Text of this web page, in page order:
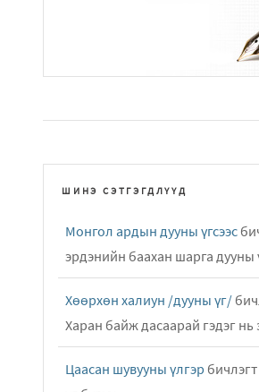
ШИНЭ СЭТГЭГДЛҮҮД
Монгол ардын дууны үгсээс
эрдэнийн баахан шарга дууны
Хөөрхөн халиун /дууны үг/
Харан байж дасаарай гэдэг нь
Цаасан шувууны үлгэр бичлэгт